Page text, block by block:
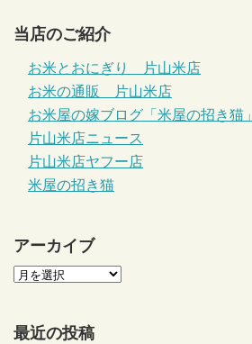
当店のご紹介
お米とおにぎり 片山米店
お米の通販 片山米店
お米屋の嫁ブログ「米屋の招き猫」
片山米店ニュース
片山米店ヤフー店
米屋の招き猫
アーカイブ
最近の投稿